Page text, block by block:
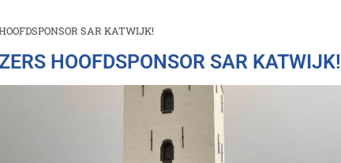
SAR KATWIJK!
HOOFDSPONSOR SAR KATWIJK!